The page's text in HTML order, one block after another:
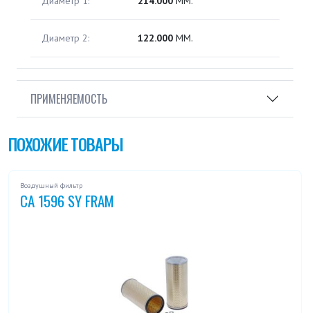
Диаметр 2: 122.000 ММ.
ПРИМЕНЯЕМОСТЬ
ПОХОЖИЕ ТОВАРЫ
Воздушный фильтр
CA 1596 SY FRAM